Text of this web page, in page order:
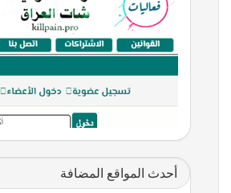
أحدث المواقع المضافة